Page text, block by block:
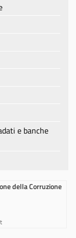
e banche
della Corruzione